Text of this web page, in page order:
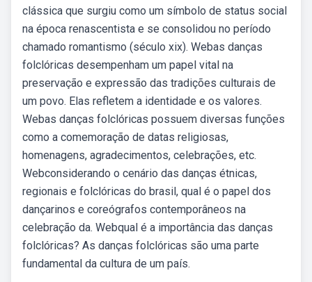
clássica que surgiu como um símbolo de status social
na época renascentista e se consolidou no período
chamado romantismo (século xix). Webas danças
folclóricas desempenham um papel vital na
preservação e expressão das tradições culturais de
um povo. Elas refletem a identidade e os valores.
Webas danças folclóricas possuem diversas funções
como a comemoração de datas religiosas,
homenagens, agradecimentos, celebrações, etc.
Webconsiderando o cenário das danças étnicas,
regionais e folclóricas do brasil, qual é o papel dos
dançarinos e coreógrafos contemporâneos na
celebração da. Webqual é a importância das danças
folclóricas? As danças folclóricas são uma parte
fundamental da cultura de um país.